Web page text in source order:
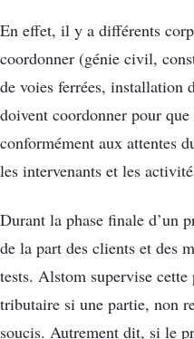
En effet, il y a différents
coordonner (génie civil,
de voies ferrées, installation
doivent coordonner pour
conformément aux attentes
les intervenants et les
Durant la phase finale d’un
de la part des clients et des
tests. Alstom supervise
tributaire si une partie, non
soucis. Autrement dit, si le